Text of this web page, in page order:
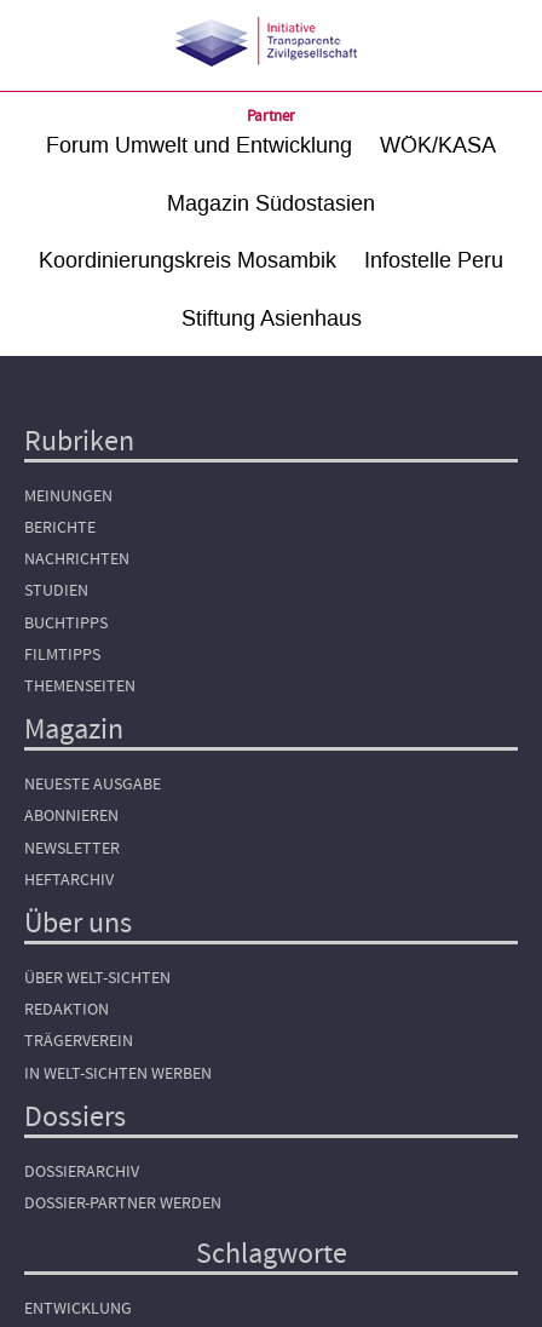
Partner
Forum Umwelt und Entwicklung WÖK/KASA
Magazin Südostasien
Koordinierungskreis Mosambik Infostelle Peru
Stiftung Asienhaus
Hauptnavigation
Rubriken
MEINUNGEN
BERICHTE
NACHRICHTEN
STUDIEN
BUCHTIPPS
FILMTIPPS
THEMENSEITEN
Magazin
NEUESTE AUSGABE
ABONNIEREN
NEWSLETTER
HEFTARCHIV
Über uns
ÜBER WELT-SICHTEN
REDAKTION
TRÄGERVEREIN
IN WELT-SICHTEN WERBEN
Dossiers
DOSSIERARCHIV
DOSSIER-PARTNER WERDEN
Schlagworte
ENTWICKLUNG